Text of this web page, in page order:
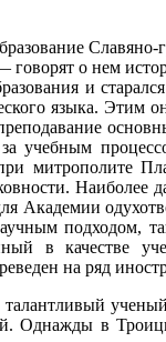
о нем
и
языка. Этим
учебным
митрополите
Наиболее
Академии
подходом,
в качестве
на ряд
Однажды в